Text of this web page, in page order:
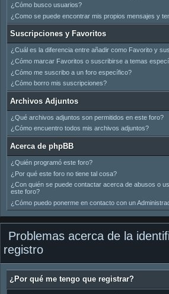
¿Cómo busco usuarios?
¿Como se puede encontrar mis propios mensajes y
Suscripciones y Favoritos
¿Cuál es la diferencia entre añadir como Favorito y
¿Cómo marcar Favoritos o suscribirse a temas
¿Cómo me suscribo a un foro específico?
¿Cómo borro mis suscripciones?
Archivos Adjuntos
¿Qué archivos adjuntos son permitidos en este foro?
¿Cómo encuentro todos mis archivos adjuntos?
Acerca de phpBB
¿Quién programó este foro?
¿Por qué este foro no tiene tal cosa?
¿Con quién se puede contactar acerca de abusos o
este foro?
¿Cómo puedo ponerme en contacto con un
Problemas acerca de la
registro
¿Por qué me tengo que registrar?